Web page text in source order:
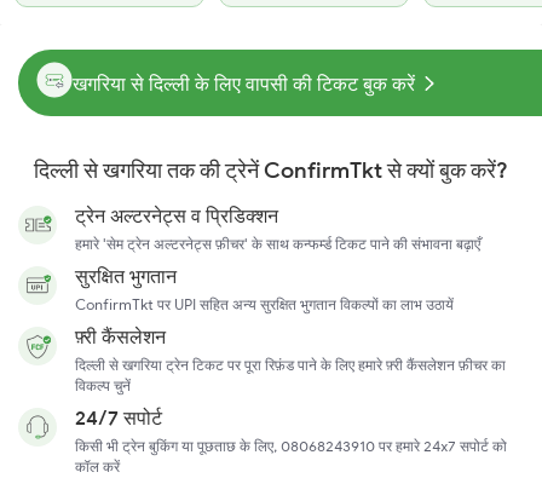
खगरिया से दिल्ली के लिए वापसी की टिकट बुक करें
दिल्ली से खगरिया तक की ट्रेनें ConfirmTkt से क्यों बुक करें?
ट्रेन अल्टरनेट्स व प्रिडिक्शन
हमारे 'सेम ट्रेन अल्टरनेट्स फ़ीचर' के साथ कन्फर्म्ड टिकट पाने की संभावना बढ़ाएँ
सुरक्षित भुगतान
ConfirmTkt पर UPI सहित अन्य सुरक्षित भुगतान विकल्पों का लाभ उठायें
फ़्री कैंसलेशन
दिल्ली से खगरिया ट्रेन टिकट पर पूरा रिफ़ंड पाने के लिए हमारे फ़्री कैंसलेशन फ़ीचर का
विकल्प चुनें
24/7 सपोर्ट
किसी भी ट्रेन बुकिंग या पूछताछ के लिए, 08068243910 पर हमारे 24x7 सपोर्ट को
कॉल करें